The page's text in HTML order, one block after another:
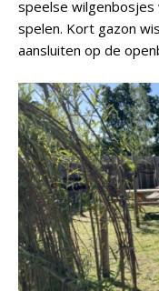
speelse wilgenbosjes
spelen. Kort gazon
aansluiten op de